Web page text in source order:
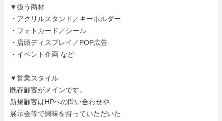
▼扱う商材
・アクリルスタンド／キーホルダー
・フォトカード／シール
・店頭ディスプレイ／POP広告
・イベント企画 など
▼営業スタイル
既存顧客がメインです。
新規顧客はHPへの問い合わせや
展示会等で興味を持っていただいた